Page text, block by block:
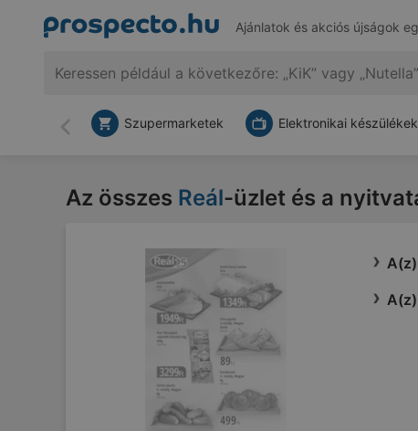
Ajánlatok és akciós újságok
Vissza
Szupermarketek Elektronikai készülékek
Az összes Reál-üzlet és a